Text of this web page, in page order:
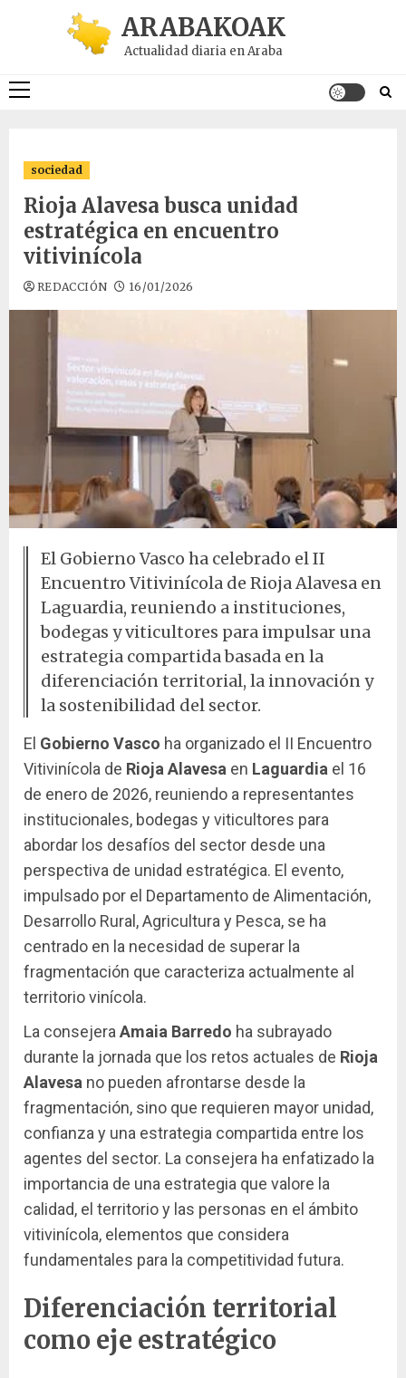
ARABAKOAK
Actualidad diaria en Araba
Menú
sociedad
Rioja Alavesa busca unidad
estratégica en encuentro
vitivinícola
REDACCIÓN 16/01/2026
El Gobierno Vasco ha celebrado el II
Encuentro Vitivinícola de Rioja Alavesa en
Laguardia, reuniendo a instituciones,
bodegas y viticultores para impulsar una
estrategia compartida basada en la
diferenciación territorial, la innovación y
la sostenibilidad del sector.
El Gobierno Vasco ha organizado el II Encuentro
Vitivinícola de Rioja Alavesa en Laguardia el 16
de enero de 2026, reuniendo a representantes
institucionales, bodegas y viticultores para
abordar los desafíos del sector desde una
perspectiva de unidad estratégica. El evento,
impulsado por el Departamento de Alimentación,
Desarrollo Rural, Agricultura y Pesca, se ha
centrado en la necesidad de superar la
fragmentación que caracteriza actualmente al
territorio vinícola.
La consejera Amaia Barredo ha subrayado
durante la jornada que los retos actuales de Rioja
Alavesa no pueden afrontarse desde la
fragmentación, sino que requieren mayor unidad,
confianza y una estrategia compartida entre los
agentes del sector. La consejera ha enfatizado la
importancia de una estrategia que valore la
calidad, el territorio y las personas en el ámbito
vitivinícola, elementos que considera
fundamentales para la competitividad futura.
Diferenciación territorial
como eje estratégico